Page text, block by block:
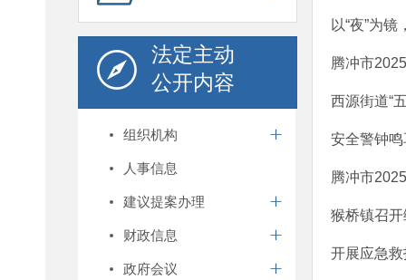
法定主动
公开内容
组织机构
人事信息
建议提案办理
财政信息
政府会议
以“夜”为
腾冲市
西源街道“
安全警钟
腾冲市
猴桥镇召
开展应急救